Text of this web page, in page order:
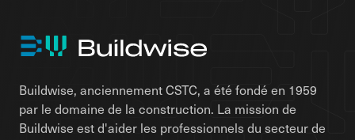
Buildwise, anciennement CSTC, a été fondé en 1959
par le domaine de la construction. La mission de
Buildwise est d'aider les professionnels du secteur de